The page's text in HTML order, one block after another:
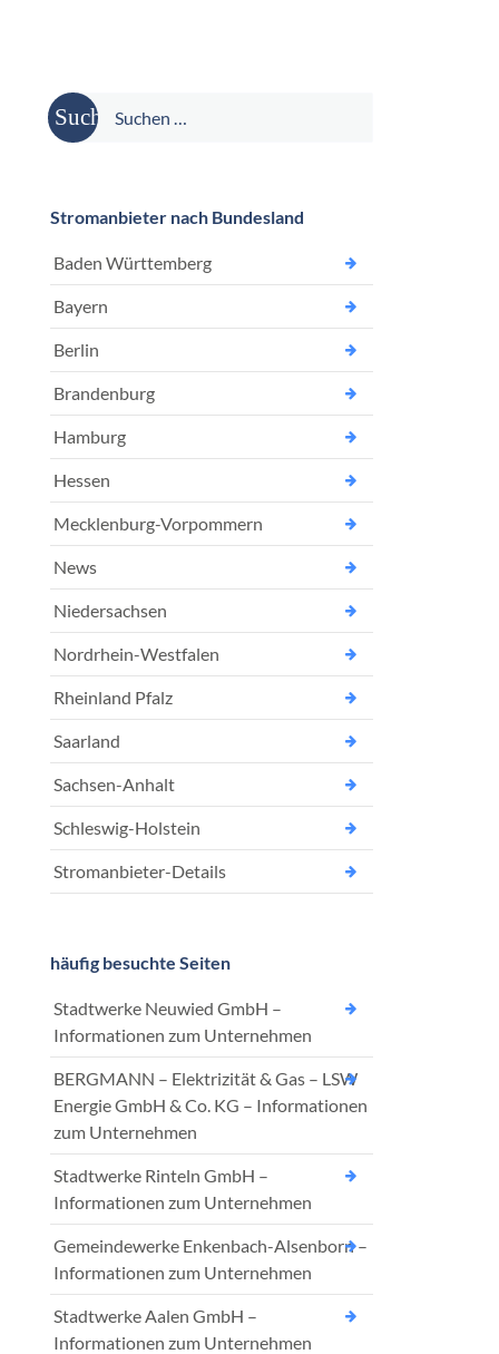
Suche
nach:
Stromanbieter nach Bundesland
Baden Württemberg
Bayern
Berlin
Brandenburg
Hamburg
Hessen
Mecklenburg-Vorpommern
News
Niedersachsen
Nordrhein-Westfalen
Rheinland Pfalz
Saarland
Sachsen-Anhalt
Schleswig-Holstein
Stromanbieter-Details
häufig besuchte Seiten
Stadtwerke Neuwied GmbH –
Informationen zum Unternehmen
BERGMANN – Elektrizität & Gas – LSW
Energie GmbH & Co. KG – Informationen
zum Unternehmen
Stadtwerke Rinteln GmbH –
Informationen zum Unternehmen
Gemeindewerke Enkenbach-Alsenborn –
Informationen zum Unternehmen
Stadtwerke Aalen GmbH –
Informationen zum Unternehmen